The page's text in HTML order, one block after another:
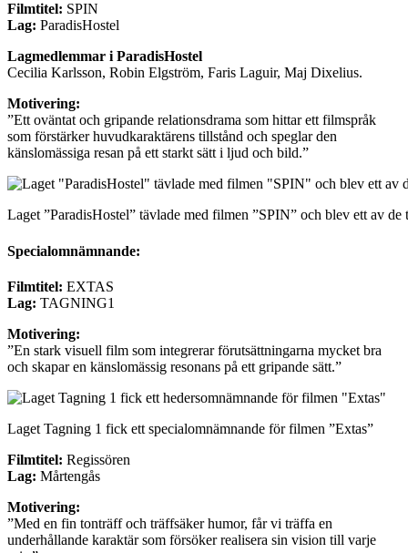
Filmtitel: SPIN
Lag: ParadisHostel
Lagmedlemmar i ParadisHostel
Cecilia Karlsson, Robin Elgström, Faris Laguir, Maj Dixelius.
Motivering:
”Ett oväntat och gripande relationsdrama som hittar ett filmspråk
som förstärker huvudkaraktärens tillstånd och speglar den
känslomässiga resan på ett starkt sätt i ljud och bild.”
Laget ”ParadisHostel” tävlade med filmen ”SPIN” och blev ett av
Specialomnämnande:
Filmtitel: EXTAS
Lag: TAGNING1
Motivering:
”En stark visuell film som integrerar förutsättningarna mycket bra
och skapar en känslomässig resonans på ett gripande sätt.”
Laget Tagning 1 fick ett specialomnämnande för filmen ”Extas”
Filmtitel: Regissören
Lag: Mårtengås
Motivering:
”Med en fin tonträff och träffsäker humor, får vi träffa en
underhållande karaktär som försöker realisera sin vision till varje